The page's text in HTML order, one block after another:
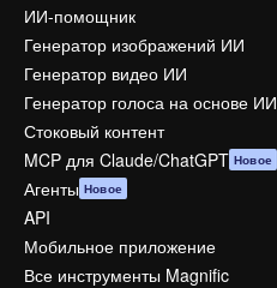
ИИ-помощник
Генератор изображений ИИ
Генератор видео ИИ
Генератор голоса на основе ИИ
Стоковый контент
MCP для Claude/ChatGPT Новое
Агенты Новое
API
Мобильное приложение
Все инструменты Magnific